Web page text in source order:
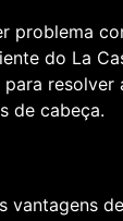
problema
do La
resolver
de cabeça.
vantagens